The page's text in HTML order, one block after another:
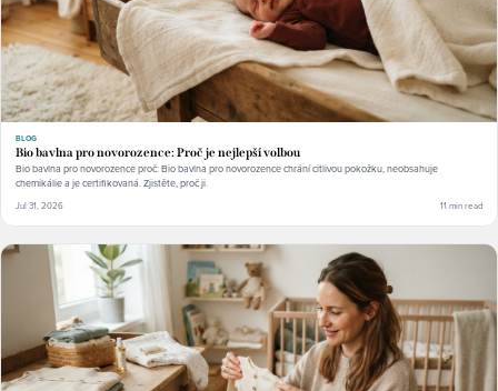
BLOG
Bio bavlna pro novorozence: Proč je nejlepší volbou
Bio bavlna pro novorozence proč: Bio bavlna pro novorozence chrání citlivou pokožku, neobsahuje
chemikálie a je certifikovaná. Zjistěte, proč ji.
Jul 31, 2026 11 min read